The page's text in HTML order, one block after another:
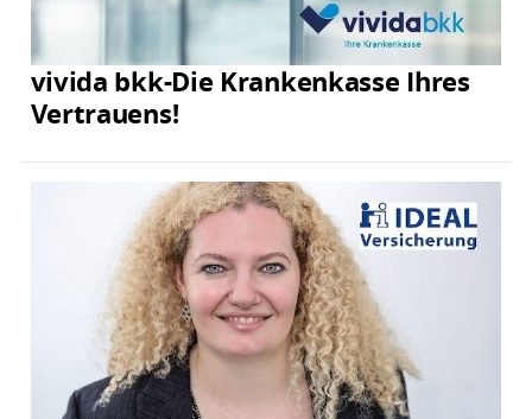
vivida bkk-Die Krankenkasse Ihres
Vertrauens!